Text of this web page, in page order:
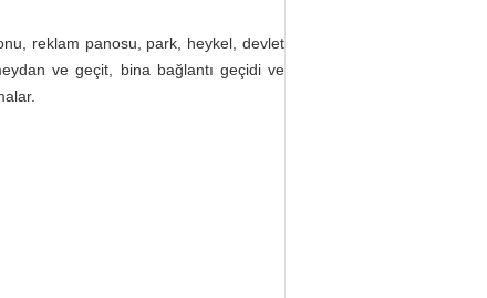
reklam panosu, park, heykel, devlet
ve geçit, bina bağlantı geçidi ve